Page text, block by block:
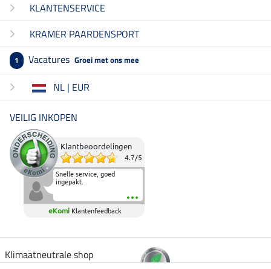
KLANTENSERVICE
KRAMER PAARDENSPORT
1 Vacatures Groei met ons mee
NL | EUR
VEILIG INKOPEN
Klantbeoordelingen
4.7/5
Snelle service, goed
ingepakt.
eKomi Klantenfeedback
Klimaatneutrale shop